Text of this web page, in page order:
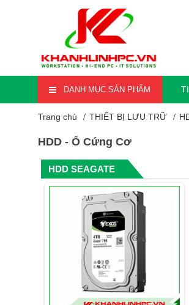
DANH MỤC SẢN PHẨM
Trang chủ THIẾT BỊ LƯU TRỮ
HDD - Ổ Cứng Cơ
HDD SEAGATE